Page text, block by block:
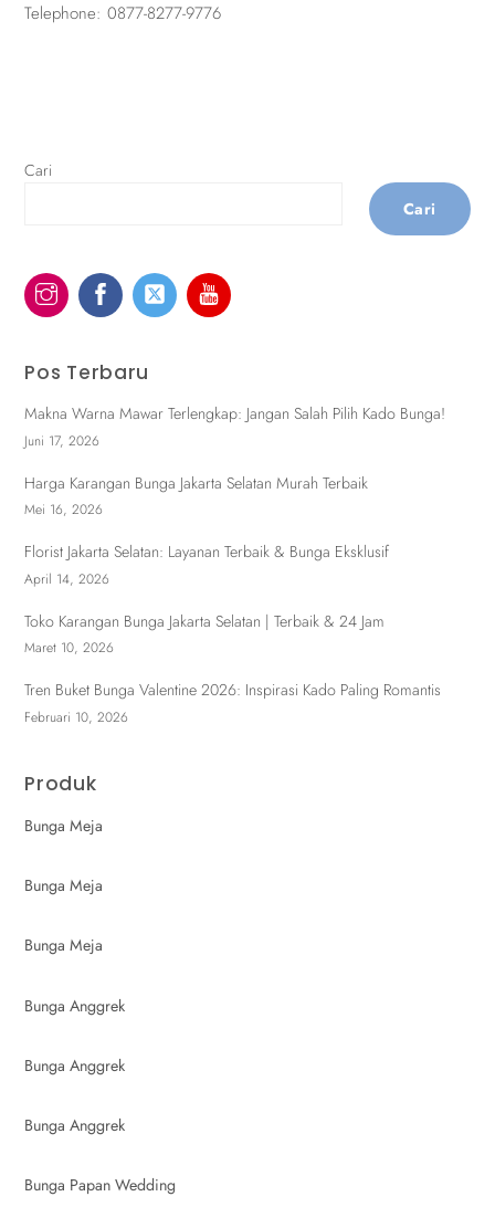
Telephone:0877-8277-9776
Cari
Cari
Pos Terbaru
Makna Warna Mawar Terlengkap: Jangan Salah Pilih Kado Bunga!
Juni 17, 2026
Harga Karangan Bunga Jakarta Selatan Murah Terbaik
Mei 16, 2026
Florist Jakarta Selatan: Layanan Terbaik & Bunga Eksklusif
April 14, 2026
Toko Karangan Bunga Jakarta Selatan | Terbaik & 24 Jam
Maret 10, 2026
Tren Buket Bunga Valentine 2026: Inspirasi Kado Paling Romantis
Februari 10, 2026
Produk
Bunga Meja
Bunga Meja
Bunga Meja
Bunga Anggrek
Bunga Anggrek
Bunga Anggrek
Bunga Papan Wedding